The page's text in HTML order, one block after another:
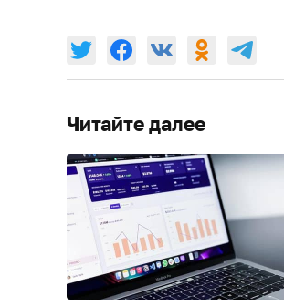
Читайте далее